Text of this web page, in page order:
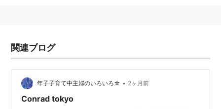
関連ブログ
年子子育て中主婦のいろいろ☆ • 2ヶ月前
Conrad tokyo